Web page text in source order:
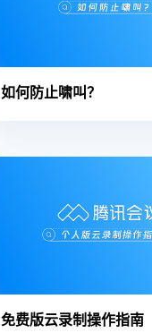
如何防止啸叫？
免费版云录制操作指南